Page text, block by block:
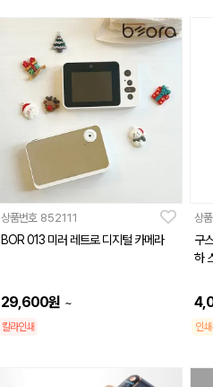
상품번호 852111
BOR 013 미러 레트로 디지털 카메라
29,600원 ~
칼라인쇄
상
구
하
인